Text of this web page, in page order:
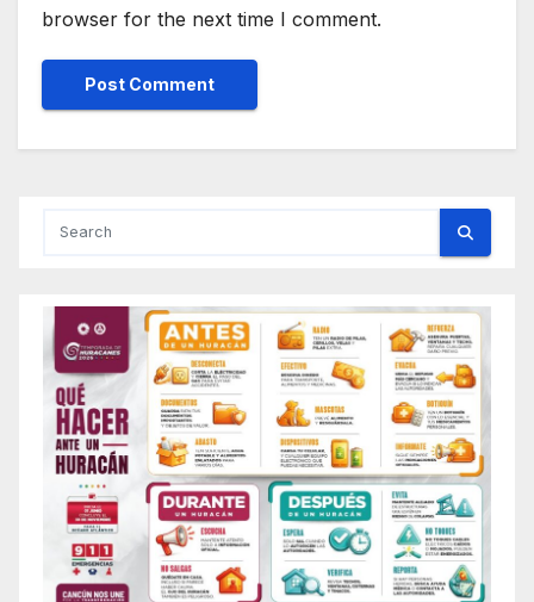
browser for the next time I comment.